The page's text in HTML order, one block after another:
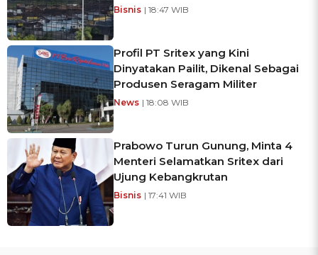
Bisnis | 18:47 WIB
Profil PT Sritex yang Kini
Dinyatakan Pailit, Dikenal Sebagai
Produsen Seragam Militer
News | 18:08 WIB
Prabowo Turun Gunung, Minta 4
Menteri Selamatkan Sritex dari
Ujung Kebangkrutan
Bisnis | 17:41 WIB